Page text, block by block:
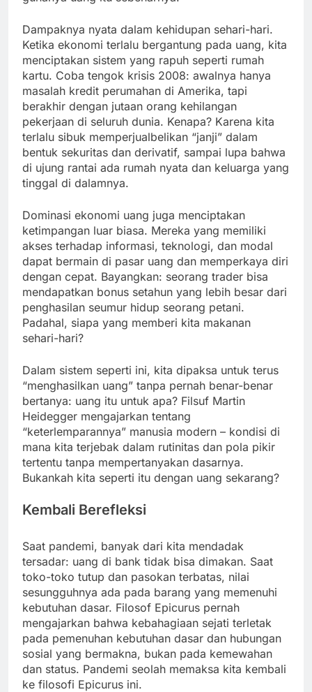
Dampaknya nyata dalam kehidupan sehari-hari.
Ketika ekonomi terlalu bergantung pada uang, kita
menciptakan sistem yang rapuh seperti rumah
kartu. Coba tengok krisis 2008: awalnya hanya
masalah kredit perumahan di Amerika, tapi
berakhir dengan jutaan orang kehilangan
pekerjaan di seluruh dunia. Kenapa? Karena kita
terlalu sibuk memperjualbelikan “janji” dalam
bentuk sekuritas dan derivatif, sampai lupa bahwa
di ujung rantai ada rumah nyata dan keluarga yang
tinggal di dalamnya.
Dominasi ekonomi uang juga menciptakan
ketimpangan luar biasa. Mereka yang memiliki
akses terhadap informasi, teknologi, dan modal
dapat bermain di pasar uang dan memperkaya diri
dengan cepat. Bayangkan: seorang trader bisa
mendapatkan bonus setahun yang lebih besar dari
penghasilan seumur hidup seorang petani.
Padahal, siapa yang memberi kita makanan
sehari-hari?
Dalam sistem seperti ini, kita dipaksa untuk terus
“menghasilkan uang” tanpa pernah benar-benar
bertanya: uang itu untuk apa? Filsuf Martin
Heidegger mengajarkan tentang
“keterlemparannya” manusia modern – kondisi di
mana kita terjebak dalam rutinitas dan pola pikir
tertentu tanpa mempertanyakan dasarnya.
Bukankah kita seperti itu dengan uang sekarang?
Kembali Berefleksi
Saat pandemi, banyak dari kita mendadak
tersadar: uang di bank tidak bisa dimakan. Saat
toko-toko tutup dan pasokan terbatas, nilai
sesungguhnya ada pada barang yang memenuhi
kebutuhan dasar. Filosof Epicurus pernah
mengajarkan bahwa kebahagiaan sejati terletak
pada pemenuhan kebutuhan dasar dan hubungan
sosial yang bermakna, bukan pada kemewahan
dan status. Pandemi seolah memaksa kita kembali
ke filosofi Epicurus ini.